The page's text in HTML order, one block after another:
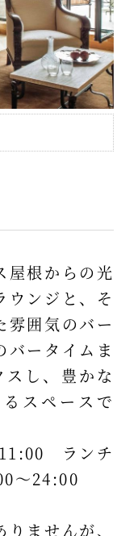
屋根からの光
ウンジと、そ
雰囲気のバー
バータイムま
し、豊かな
スペースで
11:00 ランチ
～24:00
ませんが、